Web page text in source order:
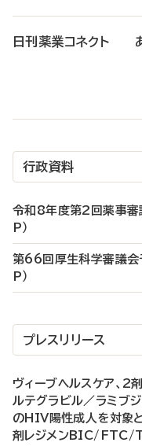
日刊薬業コネクト
行政資料
令和8年度第2回薬事審
P）
第66回厚生科学審議会
P）
プレスリリース
ヴィーブヘルスケア、2
ルテグラビル／ラミブ
のHIV陽性成人を対象
剤レジメンBIC/FTC/